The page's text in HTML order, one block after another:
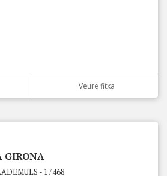
Veure fitxa
GIRONA
- 17468